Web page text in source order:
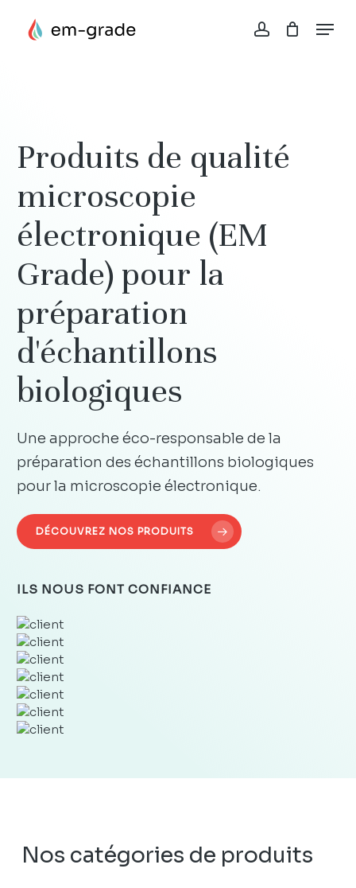
account
Menu
Panier Close
Produits de qualité
microscopie
électronique (EM
Grade) pour la
préparation
d'échantillons
biologiques
Une approche éco-responsable de la
préparation des échantillons biologiques
pour la microscopie électronique.
DÉCOUVREZ NOS PRODUITS
ILS NOUS FONT CONFIANCE
Nos catégories de produits